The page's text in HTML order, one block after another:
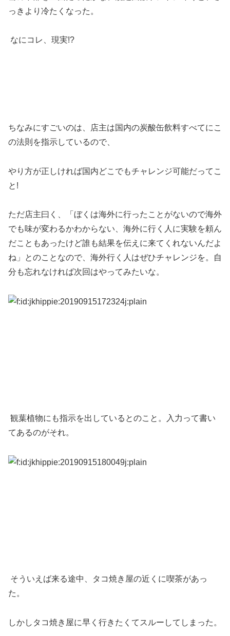
っきより冷たくなった。
なにコレ、現実!?
ちなみにすごいのは、店主は国内の炭酸缶飲料すべてにこ
の法則を指示しているので、
やり方が正しければ国内どこでもチャレンジ可能だってこ
と!
ただ店主曰く、「ぼくは海外に行ったことがないので海外
でも味が変わるかわからない、海外に行く人に実験を頼ん
だこともあったけど誰も結果を伝えに来てくれないんだよ
ね」とのことなので、海外行く人はぜひチャレンジを。自
分も忘れなければ次回はやってみたいな。
観葉植物にも指示を出しているとのこと。入力って書い
てあるのがそれ。
そういえば来る途中、タコ焼き屋の近くに喫茶があっ
た。
しかしタコ焼き屋に早く行きたくてスルーしてしまった。